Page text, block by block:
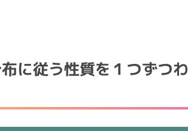
に従う性質を１つずつわ